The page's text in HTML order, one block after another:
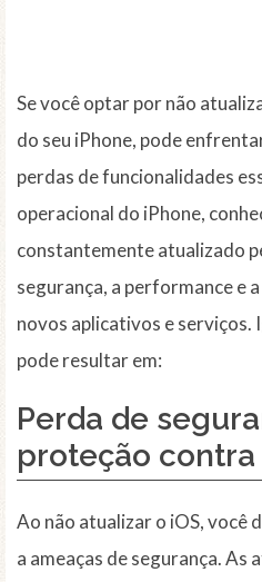
Se você optar por não
do seu iPhone, pode
perdas de funcionalidades
operacional do iPhone,
constantemente atualizado
segurança, a performance e
novos aplicativos e serviços.
pode resultar em:
Perda de
proteção contra
Ao não atualizar o iOS, você
a ameaças de segurança. As